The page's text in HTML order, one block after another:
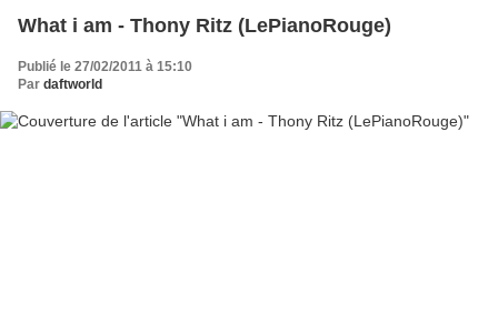
What i am - Thony Ritz (LePianoRouge)
Publié le 27/02/2011 à 15:10
Par daftworld